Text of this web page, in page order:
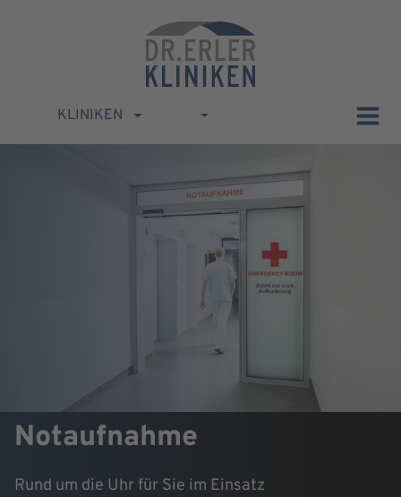
KLINIKEN
Notaufnahme
Rund um die Uhr für Sie im Einsatz